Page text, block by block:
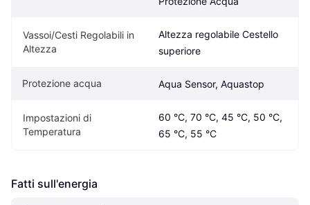
Vassoi/Cesti Regolabili in
Altezza
Altezza regolabile Cestello
superiore
Protezione acqua Aqua Sensor, Aquastop
Impostazioni di
Temperatura
60 °C, 70 °C, 45 °C, 50 °C,
65 °C, 55 °C
Fatti sull'energia